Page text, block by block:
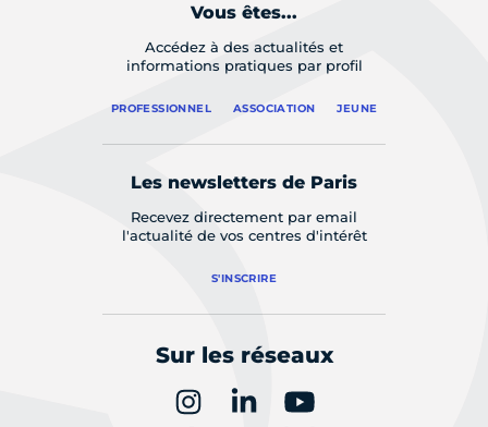
Vous êtes...
Accédez à des actualités et
informations pratiques par profil
PROFESSIONNEL ASSOCIATION JEUNE
Les newsletters de Paris
Recevez directement par email
l'actualité de vos centres d'intérêt
S'INSCRIRE
Sur les réseaux